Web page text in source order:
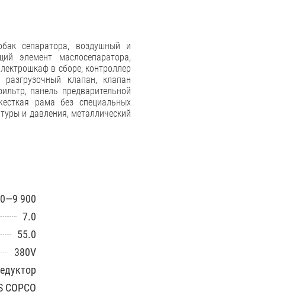
сепаратора, воздушный и
элемент маслосепаратора,
в сборе, контроллер
клапан, клапан
панель предварительной
рама без специальных
и давления, металлический
900
7.0
55.0
380V
COPCO